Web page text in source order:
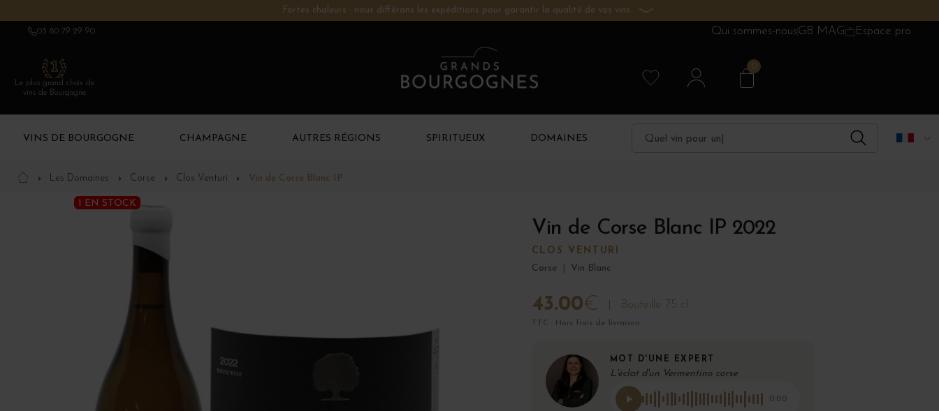
Fortes chaleurs : nous différons les expéditions pour garantir la qualité de vos vins.
03 80 79 29 90 Qui sommes-nousGB MAG Espace pro
Le plus grand choix de
vins de Bourgogne
0
VINS DE BOURGOGNE CHAMPAGNE AUTRES RÉGIONS SPIRITUEUX DOMAINES
Les Domaines Corse Clos Venturi Vin de Corse Blanc IP
1 EN STOCK
Vin de Corse Blanc IP 2022
CLOS VENTURI
Corse
Vin Blanc
43.00€ Bouteille 75 cl
TTC · Hors frais de livraison
MOT D'UNE EXPERT
L'éclat d'un Vermentino corse
0:00